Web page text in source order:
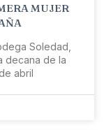
MUJER
Soledad,
decana de la
abril